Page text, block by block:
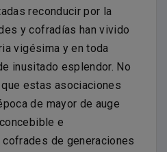
reconducir por la
y cofradías han vivido
vigésima y en toda
inusitado esplendor. No
estas asociaciones
de mayor de auge
e
de generaciones